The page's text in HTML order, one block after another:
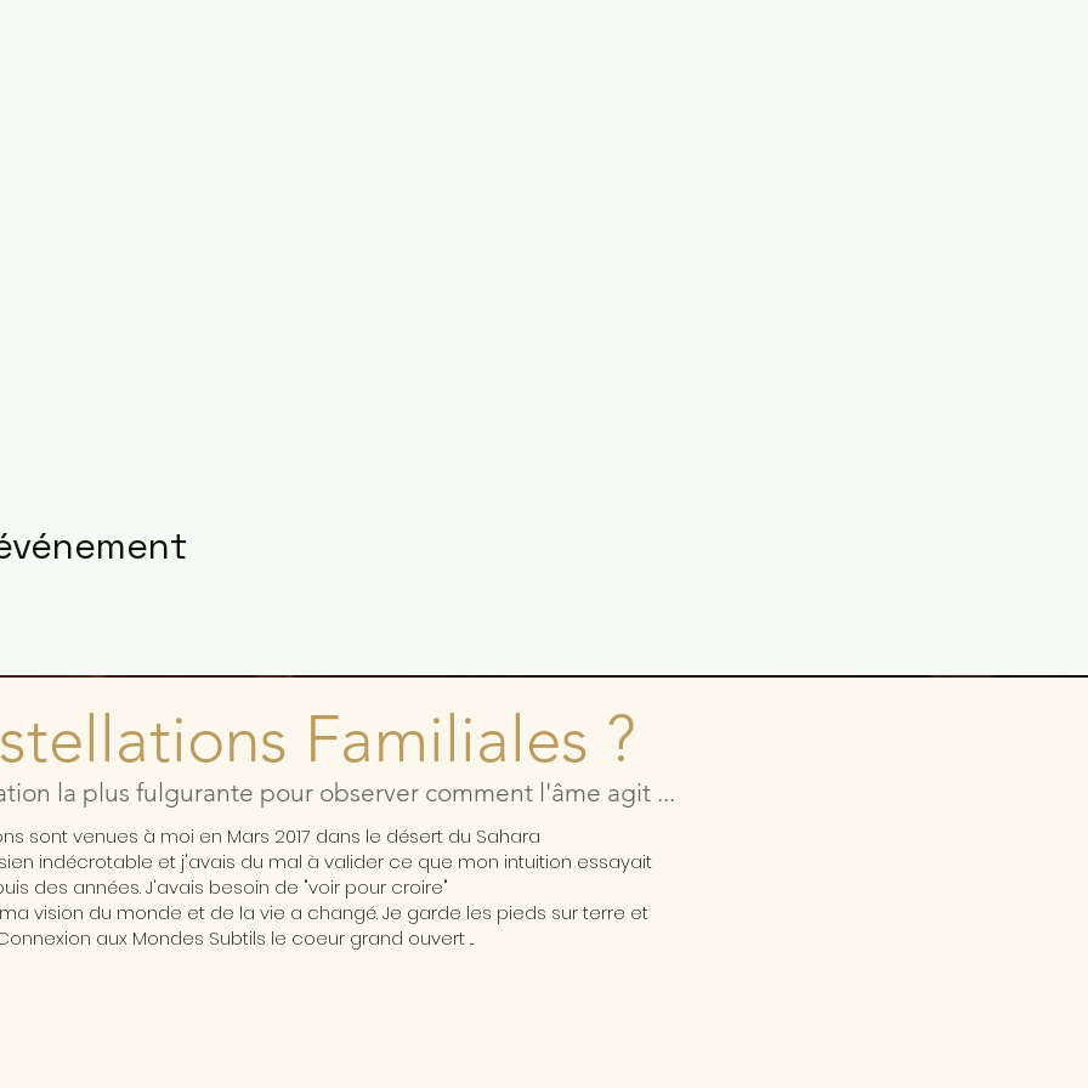
Familiales ?
la plus fulgurante pour observer comment l'âme agit ...
sont venues à moi en Mars 2017 dans le désert du Sahara
indécrotable et j'avais du mal à valider ce que mon intuition essayait
des années. J'avais besoin de "voir pour croire"
vision du monde et de la vie a changé. Je garde les pieds sur terre et
aux Mondes Subtils le coeur grand ouvert ...